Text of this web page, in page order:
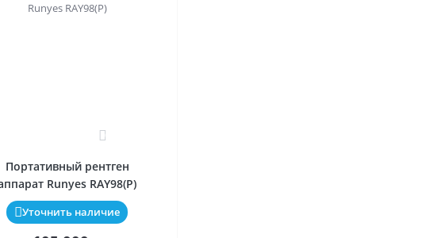
Портативный рентген
Runyes RAY98(P)
Уточнить наличие